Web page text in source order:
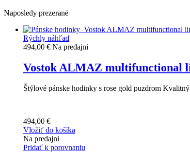
Naposledy prezerané
Rýchly náhľad
494,00 € Na predajni
Vostok ALMAZ multifunctional
Štýlové pánske hodinky s rose gold puzdrom
494,00 €
Vložiť do košíka
Na predajni
Pridať k porovnaniu